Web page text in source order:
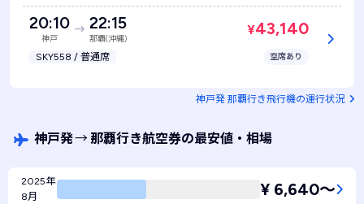
20:10
神戸
22:15
那覇(沖縄)
SKY558 / 普通席
¥43,140
空席あり
神戸発 那覇行き飛行機の運行状況
神戸発→那覇行き航空券の最安値・相場
2025年
8月
¥ 6,640〜